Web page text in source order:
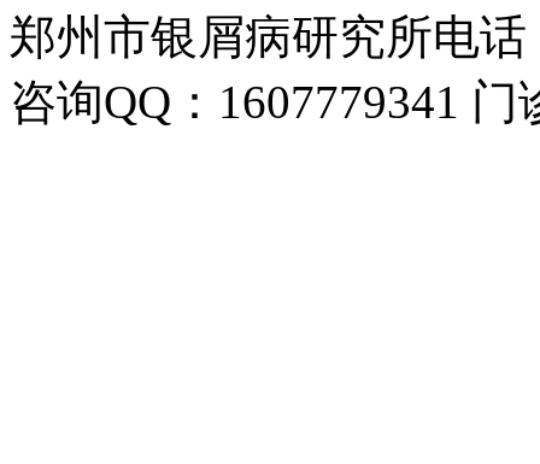
郑州市银屑病研究所电话
咨询QQ：1607779341